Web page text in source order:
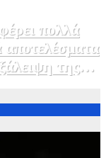
πολλά
αποτελέσματα
της